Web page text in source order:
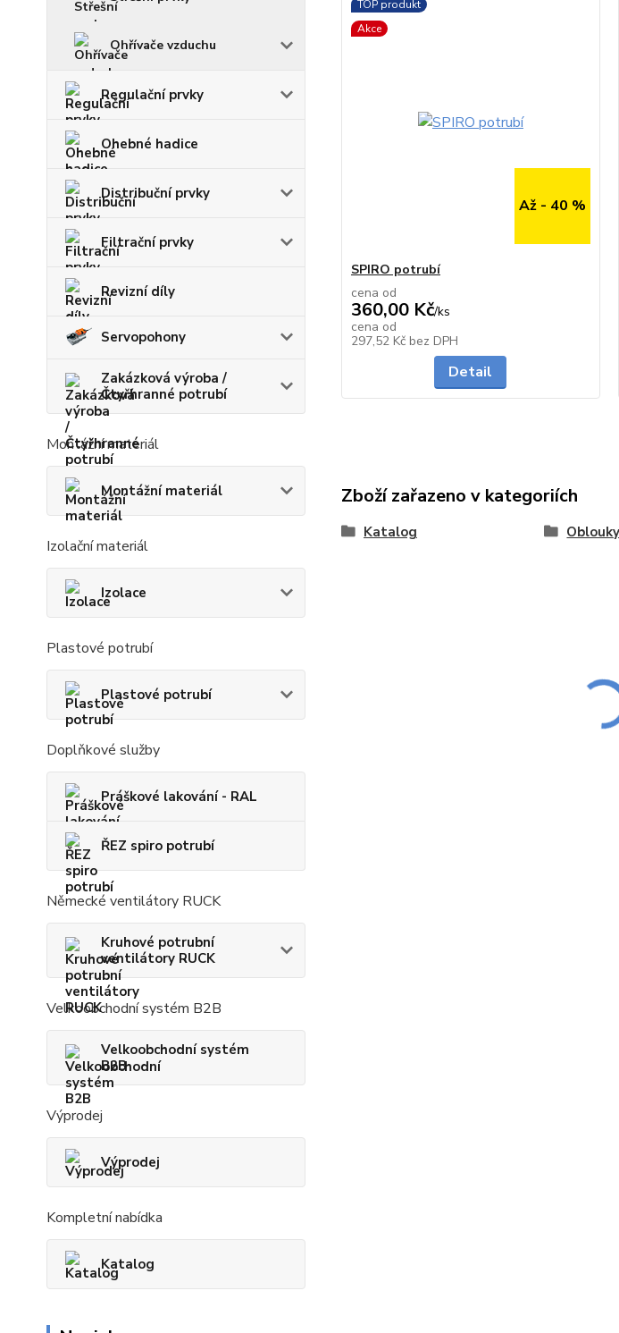
Ohřívače vzduchu
Regulační prvky
Ohebné hadice
Distribuční prvky
Filtrační prvky
Revizní díly
Servopohony
Zakázková výroba /
Čtyřhranné potrubí
Montážní materiál
Montážní materiál
Izolační materiál
Izolace
Plastové potrubí
Plastové potrubí
Doplňkové služby
Práškové lakování - RAL
ŘEZ spiro potrubí
Německé ventilátory RUCK
Kruhové potrubní
ventilátory RUCK
Velkoobchodní systém B2B
Velkoobchodní systém
B2B
Výprodej
Výprodej
Kompletní nabídka
Katalog
TOP produkt
Akce
Až - 40 %
SPIRO potrubí
cena od
360,00 Kč/ks
cena od
297,52 Kč bez DPH
Detail
Zboží zařazeno v kategoriích
Katalog